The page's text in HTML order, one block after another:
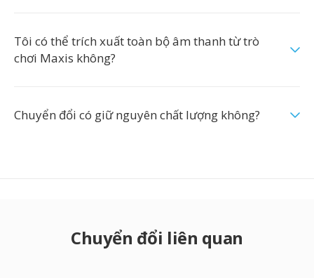
Tôi có thể trích xuất toàn bộ âm thanh từ trò
chơi Maxis không?
Chuyển đổi có giữ nguyên chất lượng không?
Chuyển đổi liên quan